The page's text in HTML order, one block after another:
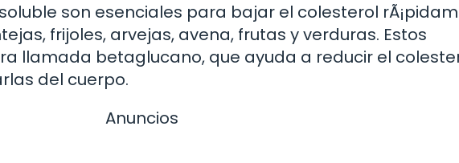
son esenciales para bajar el colesterol
frijoles, arvejas, avena, frutas y verduras. Estos
llamada betaglucano, que ayuda a reducir el
del cuerpo.
Anuncios